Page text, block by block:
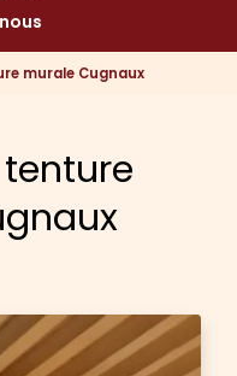
murale Cugnaux